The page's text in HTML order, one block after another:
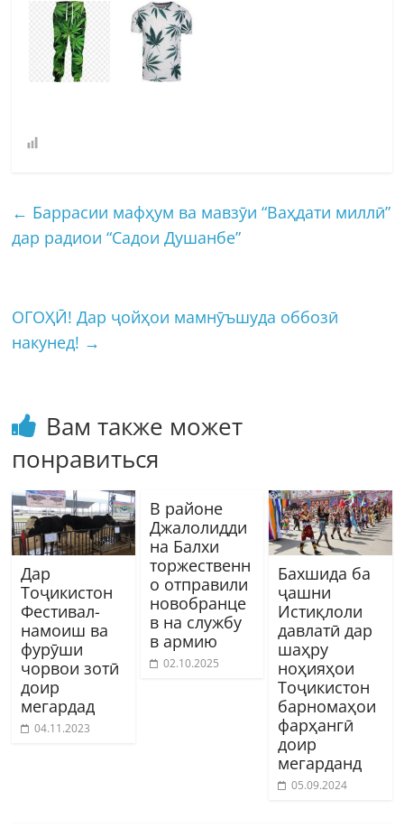
← Баррасии мафҳум ва мавзӯи “Ваҳдати миллӣ”
дар радиои “Садои Душанбе”
ОГОҲӢ! Дар ҷойҳои мамнӯъшуда оббозӣ
накунед! →
Вам также может
понравиться
Дар
Тоҷикистон
Фестивал-
намоиш ва
фурӯши
чорвои зотӣ
доир
мегардад
04.11.2023
В районе
Джалолидди
на Балхи
торжественн
о отправили
новобранце
в на службу
в армию
02.10.2025
Бахшида ба
ҷашни
Истиқлоли
давлатӣ дар
шаҳру
ноҳияҳои
Тоҷикистон
барномаҳои
фарҳангӣ
доир
мегарданд
05.09.2024